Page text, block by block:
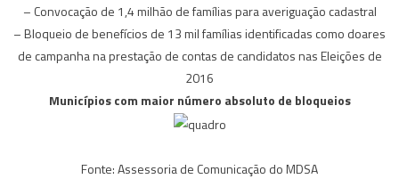
– Convocação de 1,4 milhão de famílias para averiguação cadastral
– Bloqueio de benefícios de 13 mil famílias identificadas como doares
de campanha na prestação de contas de candidatos nas Eleições de
2016
Municípios com maior número absoluto de bloqueios
Fonte: Assessoria de Comunicação do MDSA